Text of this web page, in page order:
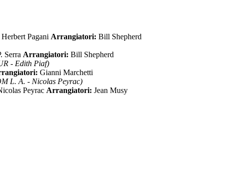
Pagani Arrangiatori: Bill Shepherd
Serra Arrangiatori: Bill Shepherd
- Edith Piaf)
Gianni Marchetti
L. A. - Nicolas Peyrac)
Peyrac Arrangiatori: Jean Musy